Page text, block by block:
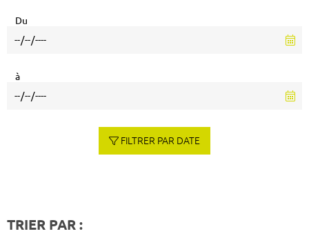
Du
à
FILTRER PAR DATE
TRIER PAR :